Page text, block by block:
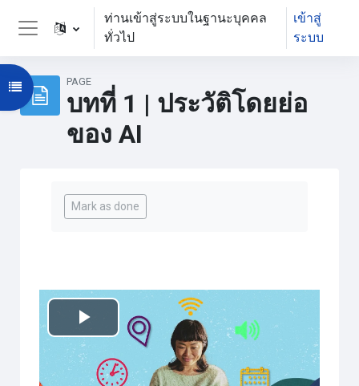
ข้ามไปที่เนื้อหาหลัก
Side panel
ท่านเข้าสู่ระบบในฐานะบุคคล
ทั่วไป
เข้าสู่
ระบบ
PAGE
บทที่ 1 | ประวัติโดยย่อ
ของ AI
Open course index
Mark as done
เล่น
วิดีโอ